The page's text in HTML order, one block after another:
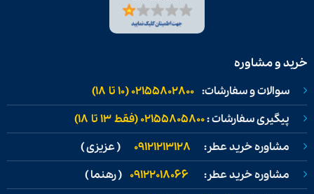
خرید و مشاوره
سوالات و سفارشات: 02155802800 (۱۰ تا ۱۸)
پیگیری سفارشات :02155805800 (فقط ۱۳ تا ۱۸)
مشاوره خرید عطر: 09121213128 ( عزیزی )
مشاوره خرید عطر: 09122018066 ( رهنما )